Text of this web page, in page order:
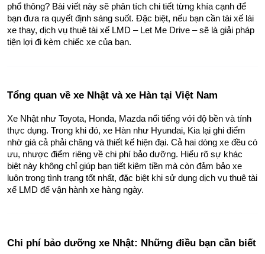
phổ thông? Bài viết này sẽ phân tích chi tiết từng khía cạnh để
bạn đưa ra quyết định sáng suốt. Đặc biệt, nếu bạn cần tài xế lái
xe thay, dịch vụ thuê tài xế LMD – Let Me Drive – sẽ là giải pháp
tiện lợi đi kèm chiếc xe của bạn.
Tổng quan về xe Nhật và xe Hàn tại Việt Nam
Xe Nhật như Toyota, Honda, Mazda nổi tiếng với độ bền và tính
thực dụng. Trong khi đó, xe Hàn như Hyundai, Kia lại ghi điểm
nhờ giá cả phải chăng và thiết kế hiện đại. Cả hai dòng xe đều có
ưu, nhược điểm riêng về chi phí bảo dưỡng. Hiểu rõ sự khác
biệt này không chỉ giúp bạn tiết kiệm tiền mà còn đảm bảo xe
luôn trong tình trạng tốt nhất, đặc biệt khi sử dụng dịch vụ thuê tài
xế LMD để vận hành xe hàng ngày.
Chi phí bảo dưỡng xe Nhật: Những điều bạn cần biết